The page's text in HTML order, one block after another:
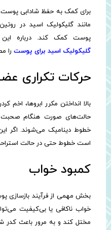
برای کمک به حفظ شادابی پوست،
مانند گلیکولیک اسید در
پوست کمک کند. درباره این
گلیکولیک اسید برای پوست را
حرکات تکراری
بالا انداختن مکرر ابروها،
حالت‌های صورت هنگام صحبت
خطوط دینامیک می‌شوند. اگر
است خطوط حتی در حالت
کمبود خواب
بخش مهمی از فرآیند بازسازی
خواب ناکافی یا بی‌کیفیت
مختل کند و به مرور باعث